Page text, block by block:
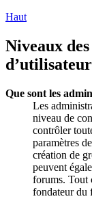
Haut
Niveaux
Que sont les
Les
niveau de
contrôler
paramètres
création de
peuvent
forums. Tout
fondateur du